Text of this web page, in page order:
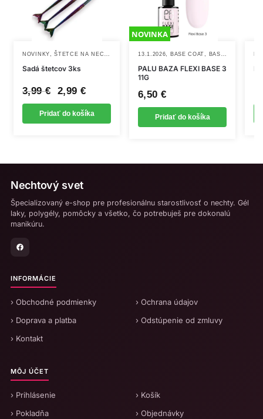
NOVINKY ,ŠTETCE NA NECHTY, OPRAŠOVAKY
Sadá štetcov 3ks
3,99€
Pôvodná
cena
bola:
2,99 €Aktuálna
cena
je:
Pridať do košíka
NOVINKA
13.1.2026, BASE COAT , BASE PALU
PALU BAZA FLEXI BASE 3
11G
6,50 €
Pridať do košíka
Nechtový svet
Špecializovaný e-shop pre profesionálnu starostlivosť o nechty. Gél
laky, polygély, pomôcky a všetko, čo potrebuješ pre dokonalú
manikúru.
INFORMÁCIE
› Obchodné podmienky
› Ochrana údajov
› Doprava a platba
› Odstúpenie od zmluvy
› Kontakt
MÔJ ÚČET
› Prihlásenie
› Košík
› Pokladňa
› Objednávky